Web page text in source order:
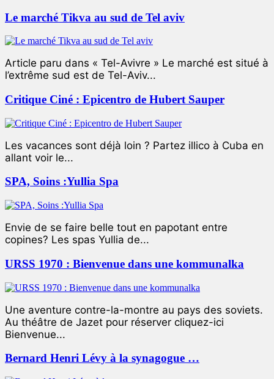
Le marché Tikva au sud de Tel aviv
Article paru dans « Tel-Avivre » Le marché est situé à
l’extrême sud est de Tel-Aviv...
Critique Ciné : Epicentro de Hubert Sauper
Les vacances sont déjà loin ? Partez illico à Cuba en
allant voir le...
SPA, Soins :Yullia Spa
Envie de se faire belle tout en papotant entre
copines? Les spas Yullia de...
URSS 1970 : Bienvenue dans une kommunalka
Une aventure contre-la-montre au pays des soviets.
Au théâtre de Jazet pour réserver cliquez-ici
Bienvenue...
Bernard Henri Lévy à la synagogue …